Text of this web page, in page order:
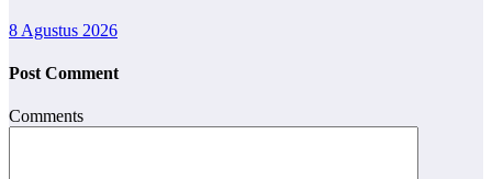
8 Agustus 2026
Post Comment
Comments